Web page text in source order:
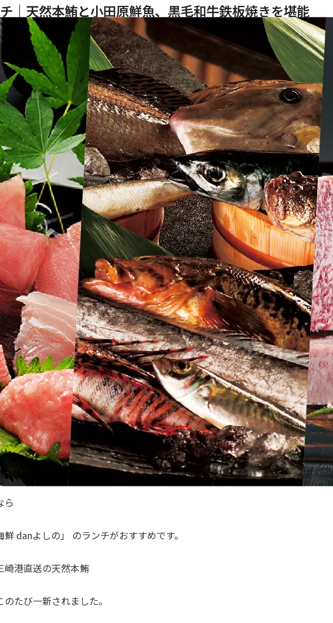
｜天然本鮪と小田原鮮魚、黒毛和牛鉄板焼きを堪能
ら
danよしの」 のランチがおすすめです。
崎港直送の天然本鮪
たび一新されました。